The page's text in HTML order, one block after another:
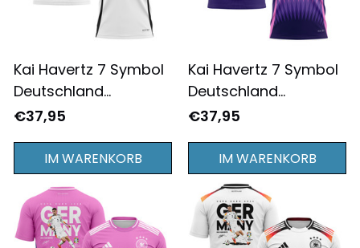
Kai Havertz 7 Symbol
Deutschland
Nationalmannschaft
T-shirt Komplettdruck
- Weiß
€37,95
IM WARENKORB
Kai Havertz 7 Symbol
Deutschland
Nationalmannschaft
Auswärtstrikot T-shirt
Komplettdruck - Rosa
€37,95
IM WARENKORB